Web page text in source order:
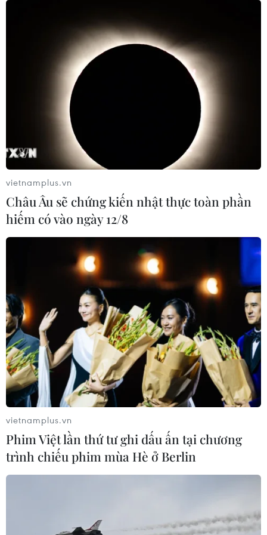
vietnamplus.vn
Châu Âu sẽ chứng kiến nhật thực toàn phần
hiếm có vào ngày 12/8
vietnamplus.vn
Phim Việt lần thứ tư ghi dấu ấn tại chương
trình chiếu phim mùa Hè ở Berlin